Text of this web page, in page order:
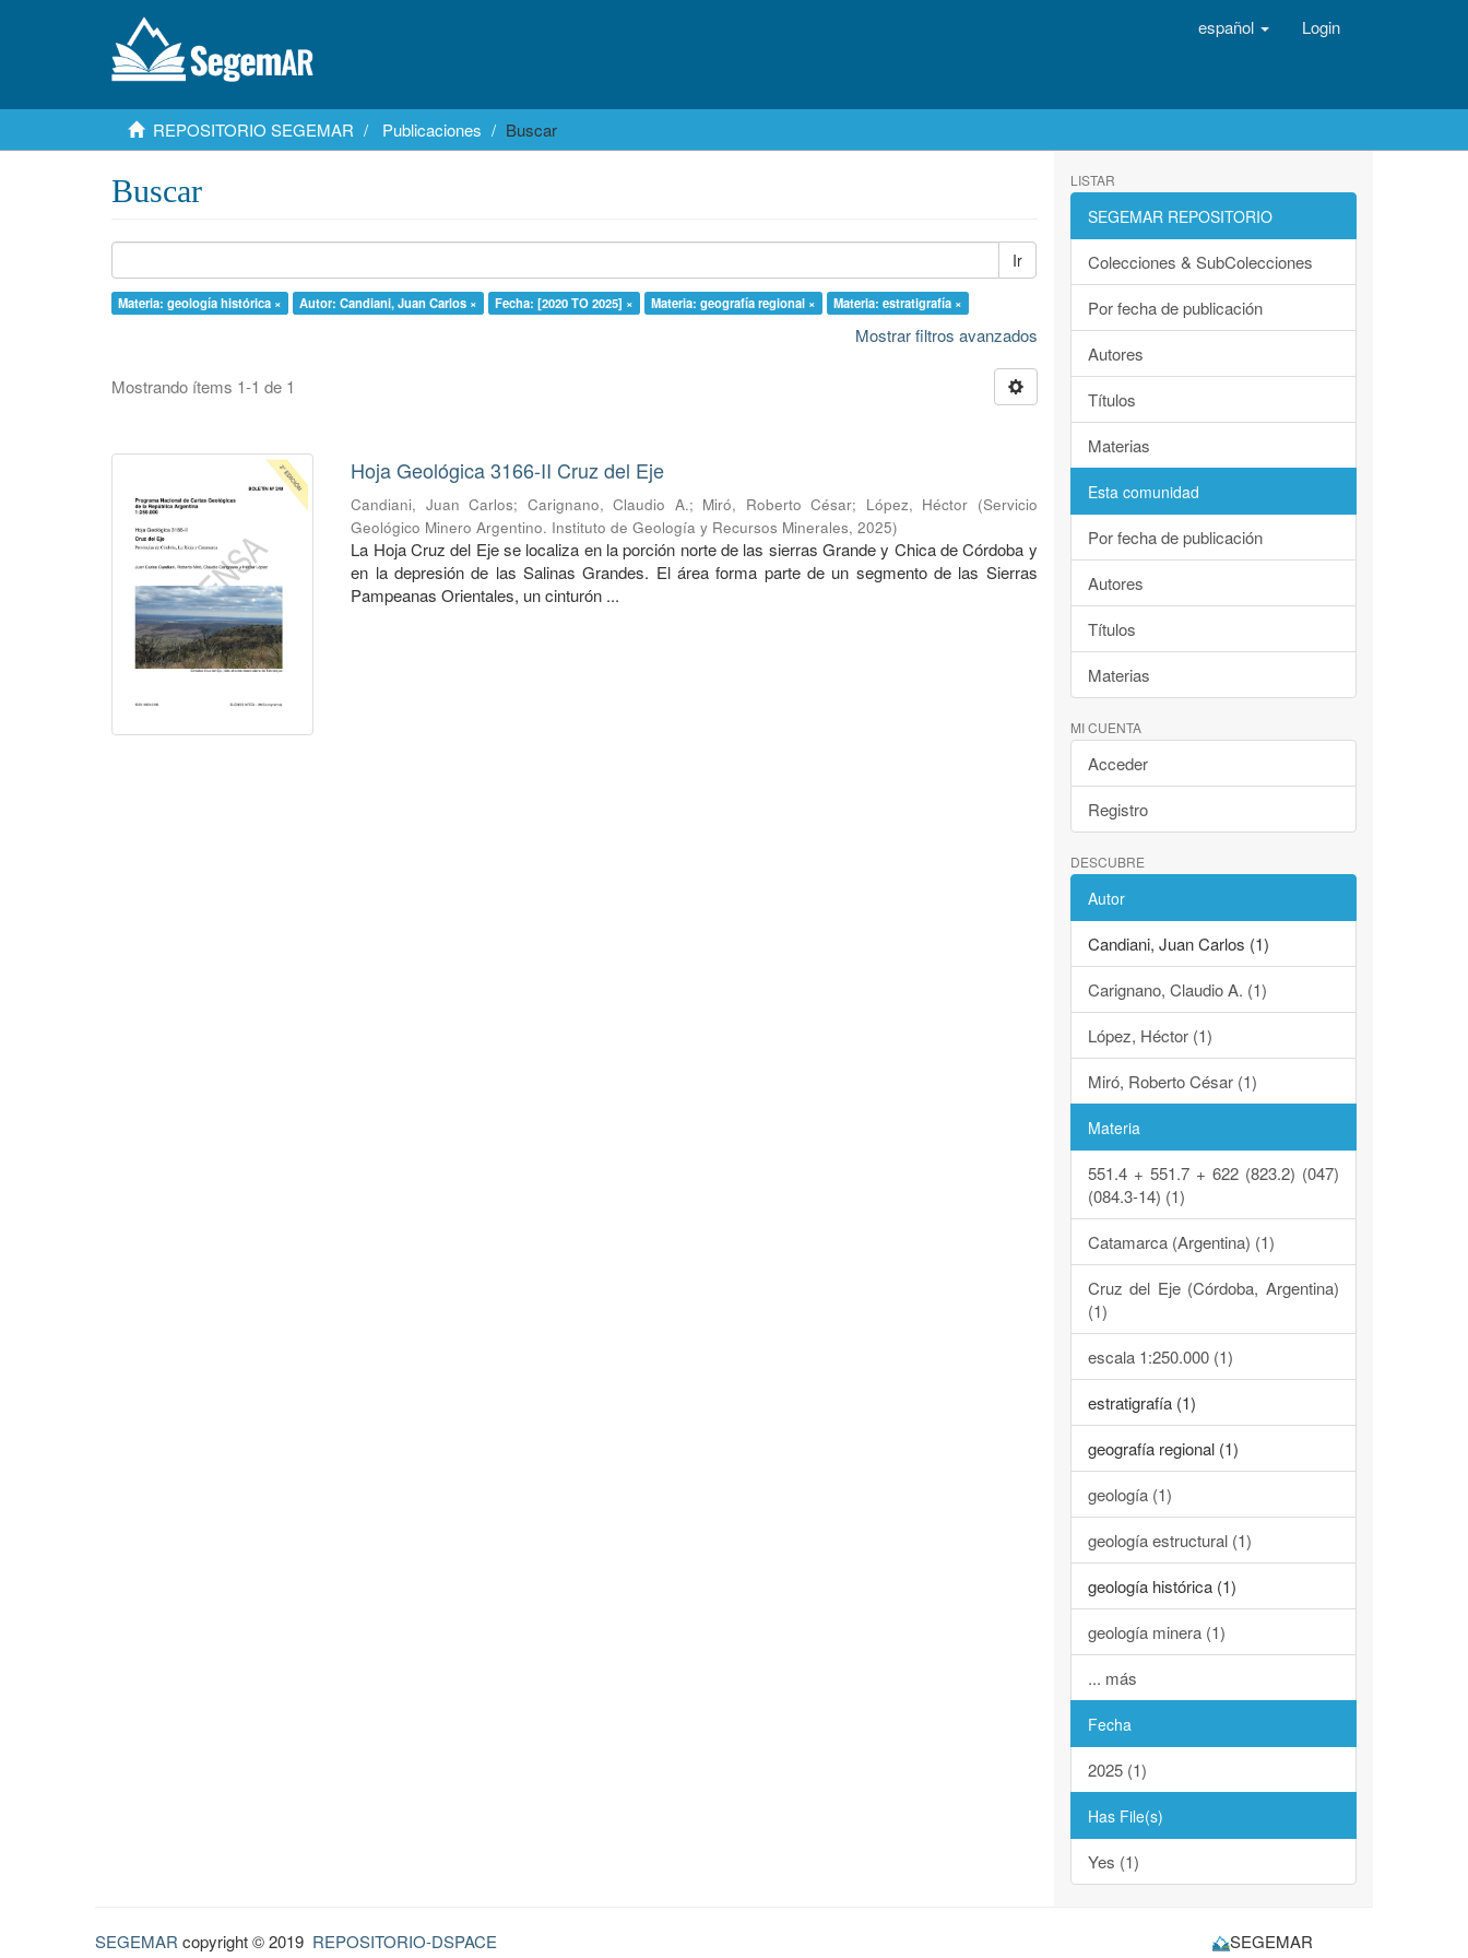
español Login
REPOSITORIO SEGEMAR Publicaciones Buscar
Buscar
Ir
Materia: geología histórica × Autor: Candiani, Juan Carlos × Fecha: [2020 TO 2025] × Materia: geografía regional × Materia: estratigrafía ×
Mostrar filtros avanzados
Mostrando ítems 1-1 de 1
Hoja Geológica 3166-II Cruz del Eje
Candiani, Juan Carlos; Carignano, Claudio A.; Miró, Roberto César; López, Héctor (Servicio
Geológico Minero Argentino. Instituto de Geología y Recursos Minerales,2025)
La Hoja Cruz del Eje se localiza en la porción norte de las sierras Grande y Chica de Córdoba y
en la depresión de las Salinas Grandes. El área forma parte de un segmento de las Sierras
Pampeanas Orientales, un cinturón ...
LISTAR
SEGEMAR REPOSITORIO
Colecciones & SubColecciones
Por fecha de publicación
Autores
Títulos
Materias
Esta comunidad
Por fecha de publicación
Autores
Títulos
Materias
MI CUENTA
Acceder
Registro
DESCUBRE
Autor
Candiani, Juan Carlos (1)
Carignano, Claudio A. (1)
López, Héctor (1)
Miró, Roberto César (1)
Materia
551.4 + 551.7 + 622 (823.2) (047)
(084.3-14) (1)
Catamarca (Argentina) (1)
Cruz del Eje (Córdoba, Argentina)
(1)
escala 1:250.000 (1)
estratigrafía (1)
geografía regional (1)
geología (1)
geología estructural (1)
geología histórica (1)
geología minera (1)
... más
Fecha
2025 (1)
Has File(s)
Yes (1)
SEGEMAR copyright © 2019 REPOSITORIO-DSPACE
SEGEMAR